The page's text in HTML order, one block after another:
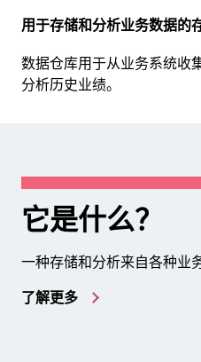
用于存储和分析业务数据的
数据仓库用于从业务系统收
分析历史业绩。
它是什么？
一种存储和分析来自各种业
了解更多